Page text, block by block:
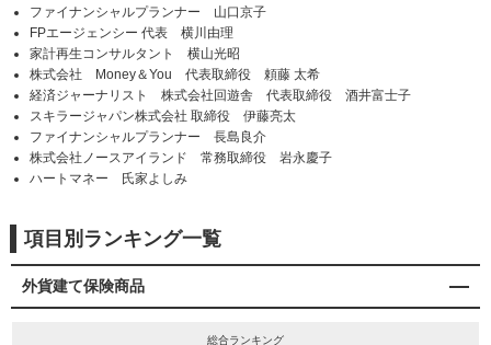
ファイナンシャルプランナー 山口京子
FPエージェンシー 代表 横川由理
家計再生コンサルタント 横山光昭
株式会社 Money＆You 代表取締役 頼藤 太希
経済ジャーナリスト 株式会社回遊舎 代表取締役 酒井富士子
スキラージャパン株式会社 取締役 伊藤亮太
ファイナンシャルプランナー 長島良介
株式会社ノースアイランド 常務取締役 岩永慶子
ハートマネー 氏家よしみ
項目別ランキング一覧
外貨建て保険商品
総合ランキング